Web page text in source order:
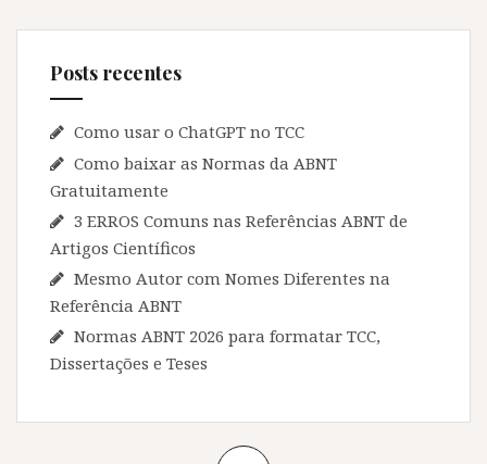
Posts recentes
Como usar o ChatGPT no TCC
Como baixar as Normas da ABNT
Gratuitamente
3 ERROS Comuns nas Referências ABNT de
Artigos Científicos
Mesmo Autor com Nomes Diferentes na
Referência ABNT
Normas ABNT 2026 para formatar TCC,
Dissertações e Teses